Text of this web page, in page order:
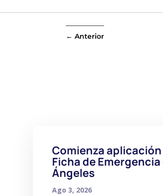
←Anterior
Comienza
Ficha de Emergencia
Ángeles
Ago 3, 2026